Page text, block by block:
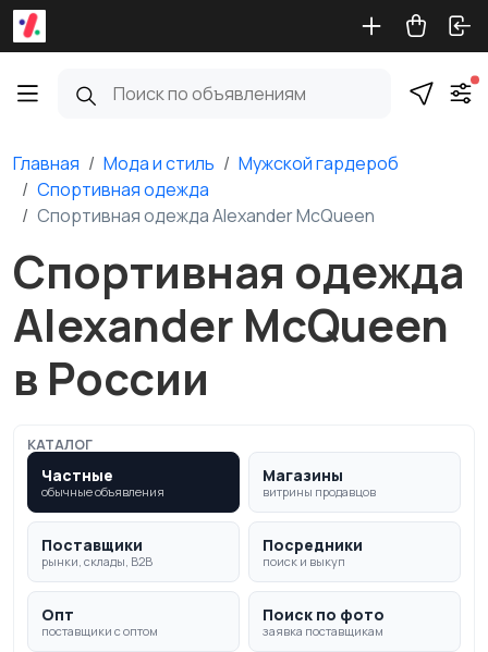
Главная Мода и стиль
Мужской гардероб
Спортивная одежда
Спортивная одежда Alexander McQueen
Спортивная одежда
Alexander McQueen
в России
КАТАЛОГ
Частные
обычные объявления
Магазины
витрины продавцов
Поставщики
рынки, склады, B2B
Посредники
поиск и выкуп
Опт
поставщики с оптом
Поиск по фото
заявка поставщикам